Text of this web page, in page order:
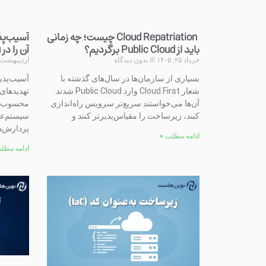
Cloud Repatriation چیست؛ چه زمانی
باید از Public Cloud برگردیم؟
خرداد ۲۵, ۱۴۰۵ بدون دیدگاه
بسیاری از سازمان‌ها در سال‌های گذشته با
شعار Cloud First وارد Public Cloud شدند.
آن‌ها می‌خواستند سریع‌تر سرویس راه‌اندازی
کنند، زیرساخت را مقیاس‌پذیرتر کنند و
ادامه مطلب »
آن را در Ubuntu و AlmaLinux رفع کنیم
اردیبهشت ۱۶,
محسوب
ادامه